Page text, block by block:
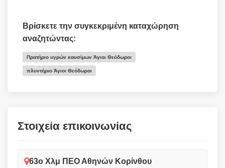
Βρίσκετε την συγκεκριμένη καταχώρηση
αναζητώντας:
Πρατήριο υγρών καυσίμων Άγιοι Θεόδωροι
πλυντήριο Άγιοι Θεόδωροι
Στοιχεία επικοινωνίας
63ο Χλμ ΠΕΟ Αθηνών Κορίνθου